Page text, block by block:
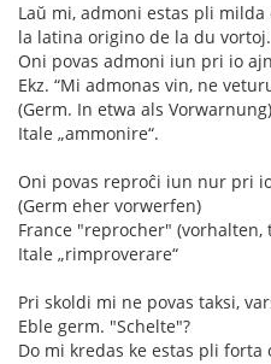
Laŭ mi, admoni estas pli
la latina origino de la du vortoj.
Oni povas admoni iun pri io
Ekz. “Mi admonas vin, ne
(Germ. In etwa als Vorwarnung)
Itale „ammonire“.
Oni povas reproĉi iun nur pri
(Germ eher vorwerfen)
France "reprocher" (vorhalten,
Itale „rimproverare“
Pri skoldi mi ne povas taksi,
Eble germ. "Schelte"?
Do mi kredas ke estas pli forta